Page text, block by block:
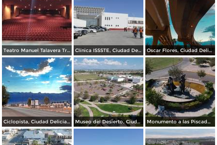
Teatro Manuel Talavera Trejo, Ciudad Delicias. Clínica ISSSTE, Ciudad Delicias. Oscar Flores, Ciudad Delicias Chih.
Ciclopista, Ciudad Delicias. Museo del Desierto, Ciudad Delicias Chih. Monumento a las Piscadoras, Ciudad Delicias Chih.